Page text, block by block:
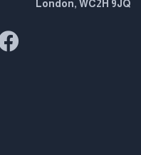
London, WC2H 9JQ